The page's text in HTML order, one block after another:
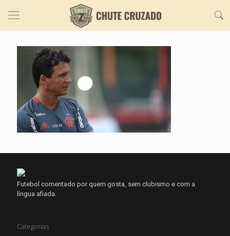
Futebol comentado por quem gosta, sem clubismo e com a
língua afiada.
Categorias